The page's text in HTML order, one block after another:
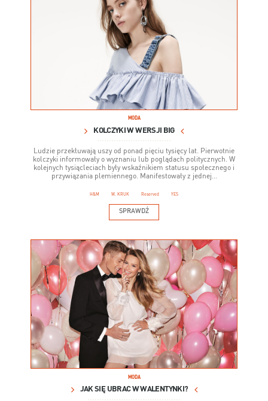
MODA
KOLCZYKI W WERSJI BIG
Ludzie przekłuwają uszy od ponad pięciu tysięcy lat. Pierwotnie
kolczyki informowały o wyznaniu lub poglądach politycznych. W
kolejnych tysiącleciach były wskaźnikiem statusu społecznego i
przywiązania plemiennego. Manifestowały z jednej...
H&M W. KRUK Reserved YES
SPRAWDŹ
MODA
JAK SIĘ UBRAĆ W WALENTYNKI?